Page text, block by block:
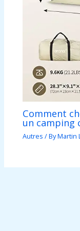
Comment
un camping
Autres / ByMartin